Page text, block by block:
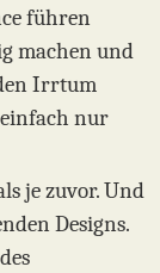
führen
machen und
Irrtum
nur
je zuvor. Und
Designs.